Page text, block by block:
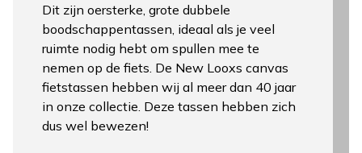
Dit zijn oersterke, grote dubbele
boodschappentassen, ideaal als je veel
ruimte nodig hebt om spullen mee te
nemen op de fiets. De New Looxs canvas
fietstassen hebben wij al meer dan 40 jaar
in onze collectie. Deze tassen hebben zich
dus wel bewezen!